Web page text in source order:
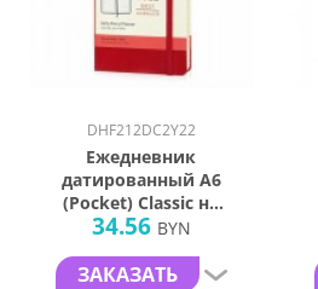
DHF212DC2Y22
Ежедневник
датированный А6
(Pocket) Classic на
2022 г.
34.56 BYN
ЗАКАЗАТЬ